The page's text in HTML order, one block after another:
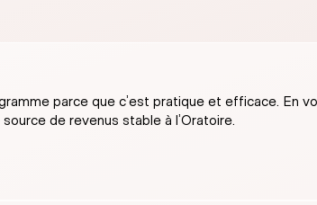
parce que c’est pratique et efficace. En
de revenus stable à l’Oratoire.